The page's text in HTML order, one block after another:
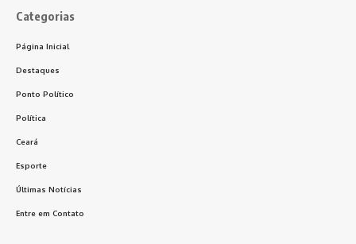
Categorias
Página Inicial
Destaques
Ponto Político
Política
Ceará
Esporte
Últimas Notícias
Entre em Contato